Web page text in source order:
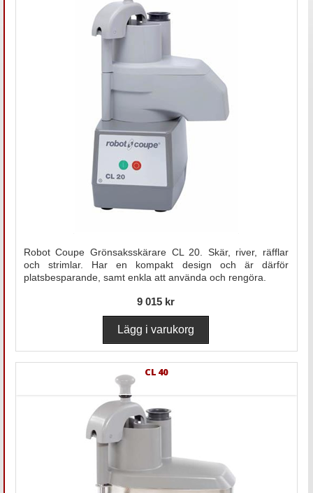
Robot Coupe Grönsaksskärare CL 20. Skär, river, räfflar
och strimlar. Har en kompakt design och är därför
platsbesparande, samt enkla att använda och rengöra.
9 015 kr
CL 40